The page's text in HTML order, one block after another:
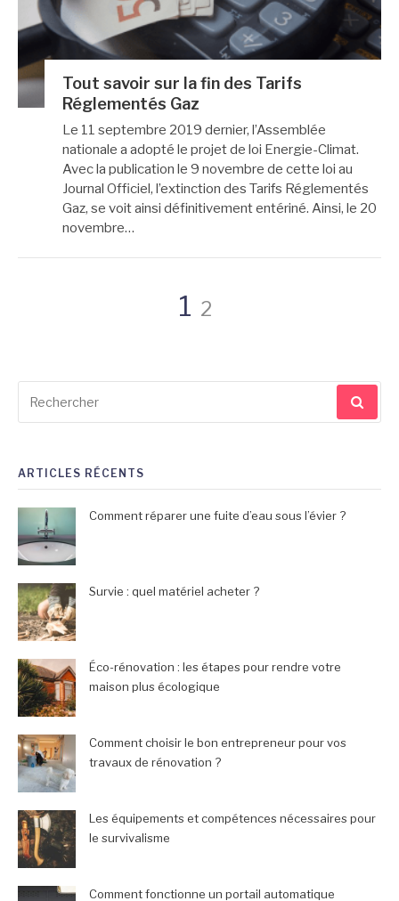
Tout savoir sur la fin des Tarifs
Réglementés Gaz
Le 11 septembre 2019 dernier, l’Assemblée
nationale a adopté le projet de loi Energie-Climat.
Avec la publication le 9 novembre de cette loi au
Journal Officiel, l’extinction des Tarifs Réglementés
Gaz, se voit ainsi définitivement entériné. Ainsi, le 20
novembre…
Pagination
des
publications
Page
1 Page
2
pour
ARTICLES RÉCENTS
Comment réparer une fuite d’eau sous l’évier ?
Survie : quel matériel acheter ?
Éco-rénovation : les étapes pour rendre votre
maison plus écologique
Comment choisir le bon entrepreneur pour vos
travaux de rénovation ?
Les équipements et compétences nécessaires pour
le survivalisme
Comment fonctionne un portail automatique